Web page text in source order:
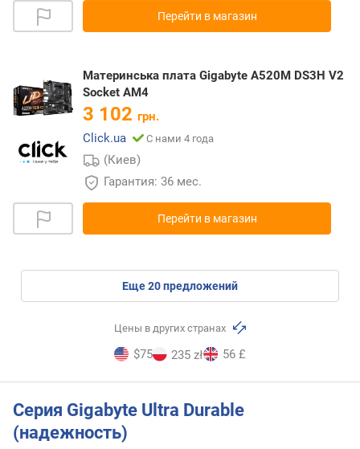
Перейти в магазин
Материнська плата Gigabyte A520M DS3H V2
Socket AM4
3 102 грн.
Click.ua
С нами 4 года
(Киев)
Гарантия: 36 мес.
Перейти в магазин
eще20предложений
Цены в других странах
$75 235 zł 56 £
Серия Gigabyte Ultra Durable
(надежность)